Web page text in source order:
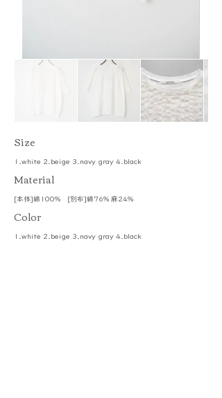
​Size
1.white 2.beige 3.navy gray 4.black
​Material
[本体]綿100% [別布]綿76% 麻24%
Color
1.white 2.beige 3.navy gray 4.black